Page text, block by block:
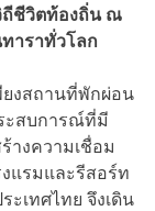
ถีชีวิตท้องถิ่น ณ
าราทั่วโลก
ยงสถานที่พักผ่อน
ะสบการณ์ที่มี
างความเชื่อม
แรมและรีสอร์ท
ะเทศไทย จึงเดิน